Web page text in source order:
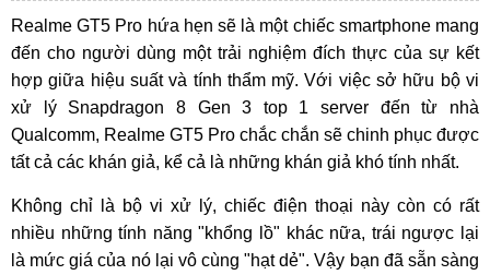
Realme GT5 Pro hứa hẹn sẽ là một chiếc smartphone mang
đến cho người dùng một trải nghiệm đích thực của sự kết
hợp giữa hiệu suất và tính thẩm mỹ. Với việc sở hữu bộ vi
xử lý Snapdragon 8 Gen 3 top 1 server đến từ nhà
Qualcomm, Realme GT5 Pro chắc chắn sẽ chinh phục được
tất cả các khán giả, kể cả là những khán giả khó tính nhất.
Không chỉ là bộ vi xử lý, chiếc điện thoại này còn có rất
nhiều những tính năng "khổng lồ" khác nữa, trái ngược lại
là mức giá của nó lại vô cùng "hạt dẻ". Vậy bạn đã sẵn sàng